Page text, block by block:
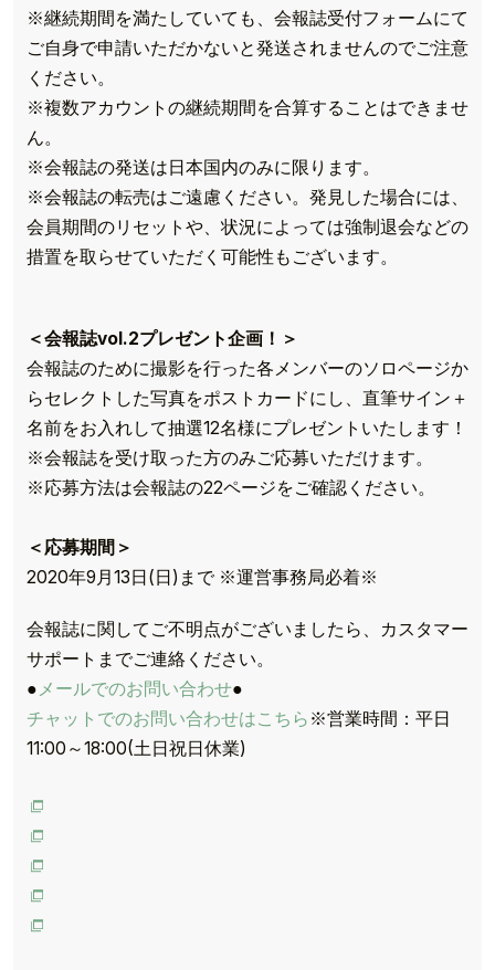
※継続期間を満たしていても、会報誌受付フォームにて
ご自身で申請いただかないと発送されませんのでご注意
ください。
※複数アカウントの継続期間を合算することはできませ
ん。
※会報誌の発送は日本国内のみに限ります。
※会報誌の転売はご遠慮ください。発見した場合には、
会員期間のリセットや、状況によっては強制退会などの
措置を取らせていただく可能性もございます。
＜会報誌vol.2プレゼント企画！＞
会報誌のために撮影を行った各メンバーのソロページか
らセレクトした写真をポストカードにし、直筆サイン＋
名前をお入れして抽選12名様にプレゼントいたします！
※会報誌を受け取った方のみご応募いただけます。
※応募方法は会報誌の22ページをご確認ください。
＜応募期間＞
2020年9月13日(日)まで ※運営事務局必着※
会報誌に関してご不明点がございましたら、カスタマー
サポートまでご連絡ください。
● メールでのお問い合わせ●
チャットでのお問い合わせはこちら ※営業時間：平日
11:00～18:00(土日祝日休業)